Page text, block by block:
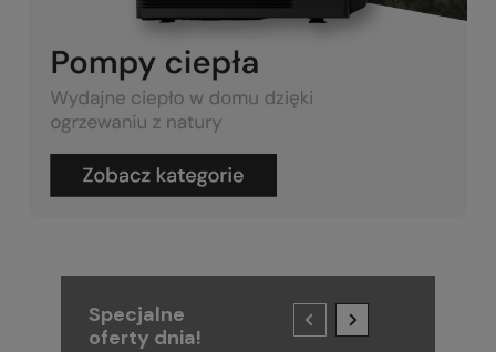
Specjalne
oferty dnia!